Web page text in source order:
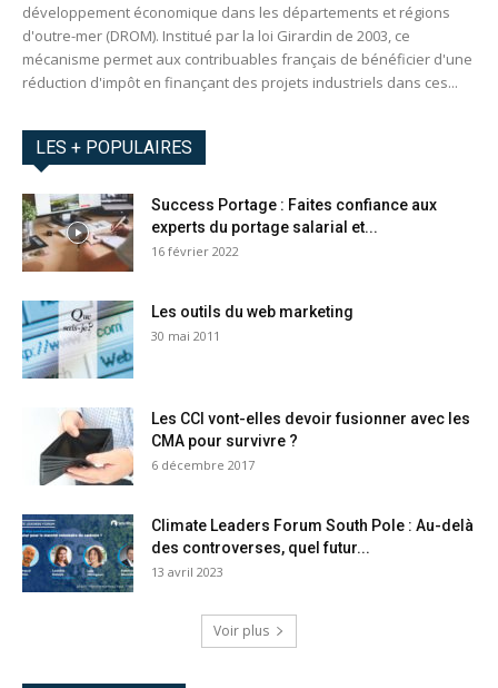
développement économique dans les départements et régions
d'outre-mer (DROM). Institué par la loi Girardin de 2003, ce
mécanisme permet aux contribuables français de bénéficier d'une
réduction d'impôt en finançant des projets industriels dans ces...
LES + POPULAIRES
Success Portage : Faites confiance aux
experts du portage salarial et...
16 février 2022
Les outils du web marketing
30 mai 2011
Les CCI vont-elles devoir fusionner avec les
CMA pour survivre ?
6 décembre 2017
Climate Leaders Forum South Pole : Au-delà
des controverses, quel futur...
13 avril 2023
Voir plus